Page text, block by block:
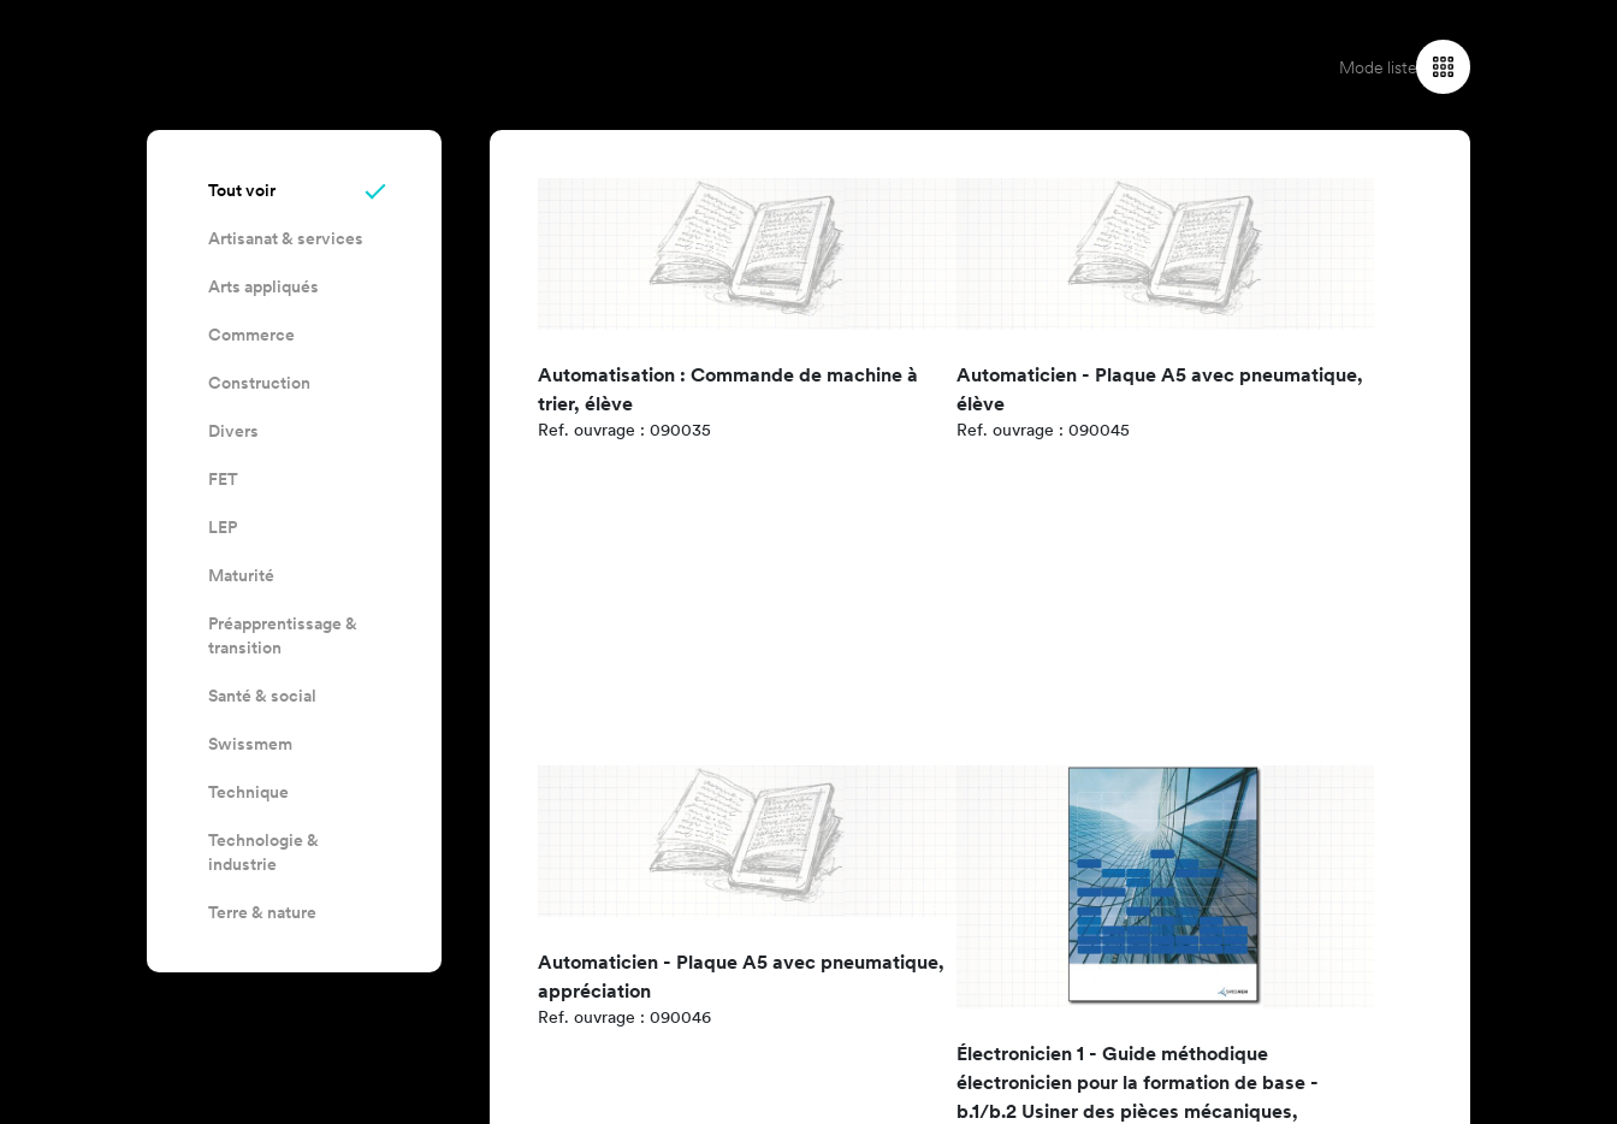
Tout voir
Artisanat & services
Arts appliqués
Commerce
Construction
Divers
FET
LEP
Maturité
Préapprentissage &
transition
Santé & social
Swissmem
Technique
Technologie &
industrie
Terre & nature
Mode liste
Automatisation : Commande de machine à
trier, élève
Ref. ouvrage : 090035
Automaticien - Plaque A5 avec pneumatique,
élève
Ref. ouvrage : 090045
Automaticien - Plaque A5 avec pneumatique,
appréciation
Ref. ouvrage : 090046
Électronicien 1 - Guide méthodique
électronicien pour la formation de base -
b.1/b.2 Usiner des pièces mécaniques,